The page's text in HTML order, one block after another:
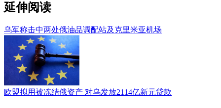
延伸阅读
乌军称击中两处俄油品调配站及克里米亚机场
欧盟拟用被冻结俄资产 对乌发放2114亿新元贷款